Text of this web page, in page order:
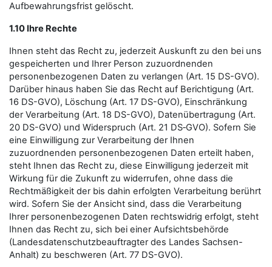
Aufbewahrungsfrist gelöscht.
1.10 Ihre Rechte
Ihnen steht das Recht zu, jederzeit Auskunft zu den bei uns
gespeicherten und Ihrer Person zuzuordnenden
personenbezogenen Daten zu verlangen (Art. 15 DS-GVO).
Darüber hinaus haben Sie das Recht auf Berichtigung (Art.
16 DS-GVO), Löschung (Art. 17 DS-GVO), Einschränkung
der Verarbeitung (Art. 18 DS-GVO), Datenübertragung (Art.
20 DS-GVO) und Widerspruch (Art. 21 DS‑GVO). Sofern Sie
eine Einwilligung zur Verarbeitung der Ihnen
zuzuordnenden personenbezogenen Daten erteilt haben,
steht Ihnen das Recht zu, diese Einwilligung jederzeit mit
Wirkung für die Zukunft zu widerrufen, ohne dass die
Rechtmäßigkeit der bis dahin erfolgten Verarbeitung berührt
wird. Sofern Sie der Ansicht sind, dass die Verarbeitung
Ihrer personenbezogenen Daten rechtswidrig erfolgt, steht
Ihnen das Recht zu, sich bei einer Aufsichtsbehörde
(Landesdatenschutzbeauftragter des Landes Sachsen-
Anhalt) zu beschweren (Art. 77 DS-GVO).